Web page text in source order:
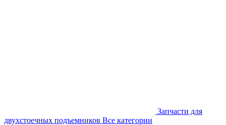
Запчасти для
двухстоечных подъемников Все категории